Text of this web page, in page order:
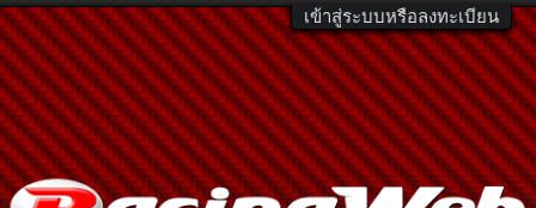
เข้าสู่ระบบหรือลงทะเบียน